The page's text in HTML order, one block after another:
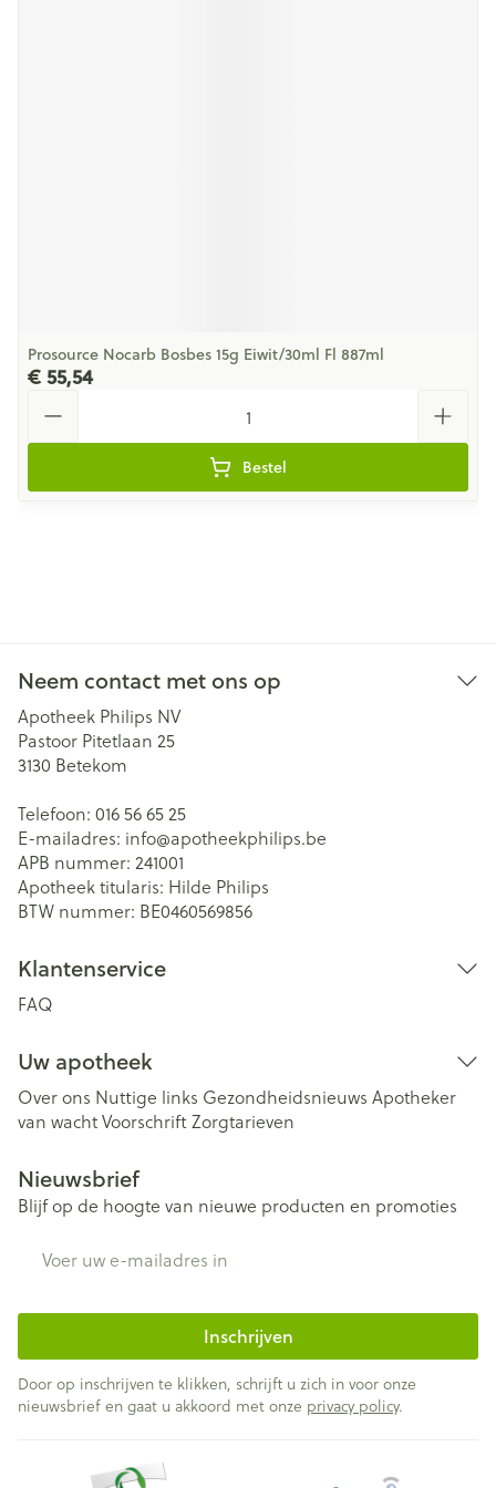
Prosource Nocarb Bosbes 15g Eiwit/30ml Fl 887ml
€ 55,54
Bestel
Neem contact met ons op
Apotheek Philips NV
Pastoor Pitetlaan 25
3130 Betekom
Telefoon: 016 56 65 25
E-mailadres: info@apotheekphilips.be
APB nummer: 241001
Apotheek titularis: Hilde Philips
BTW nummer: BE0460569856
Klantenservice
FAQ
Uw apotheek
Over ons Nuttige links Gezondheidsnieuws Apotheker
van wachtVoorschriftZorgtarieven
Nieuwsbrief
Blijf op de hoogte van nieuwe producten en promoties
Inschrijven
Door op inschrijven te klikken, schrijft u zich in voor onze
nieuwsbrief en gaat u akkoord met onze privacy policy.